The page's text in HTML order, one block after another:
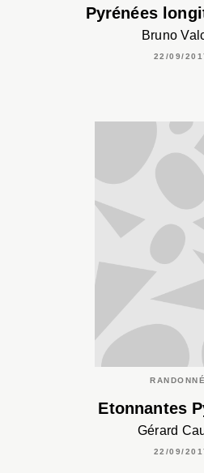
Pyrénées
Bruno
22/09/
Etonnantes
Gérard
22/09/